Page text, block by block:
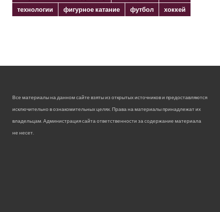
технологии
фигурное катание футбол хоккей
Все материалы на данном сайте взяты из открытых источников и предоставляются
исключительно в ознакомительных целях. Права на материалы принадлежат их
владельцам. Администрация сайта ответственности за содержание материала
не несет.